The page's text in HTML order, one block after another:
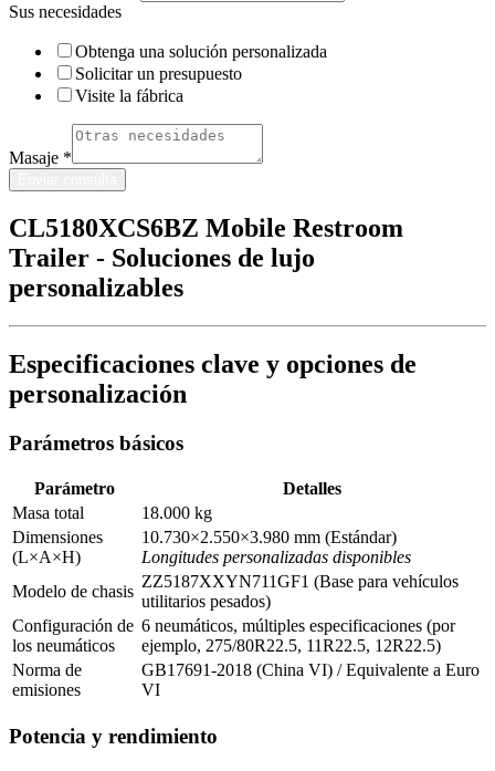
Sus necesidades
Obtenga una solución personalizada
Solicitar un presupuesto
Visite la fábrica
Masaje *
CL5180XCS6BZ Mobile Restroom
Trailer - Soluciones de lujo
personalizables
Especificaciones clave y opciones de
personalización
Parámetros básicos
Parámetro
Detalles
Masa total
18.000 kg
Dimensiones
(L×A×H)
10.730×2.550×3.980 mm (Estándar)
Longitudes personalizadas disponibles
Modelo de chasis
ZZ5187XXYN711GF1 (Base para vehículos
utilitarios pesados)
Configuración de
los neumáticos
6 neumáticos, múltiples especificaciones (por
ejemplo, 275/80R22.5, 11R22.5, 12R22.5)
Norma de
emisiones
GB17691-2018 (China VI) / Equivalente a Euro
VI
Potencia y rendimiento